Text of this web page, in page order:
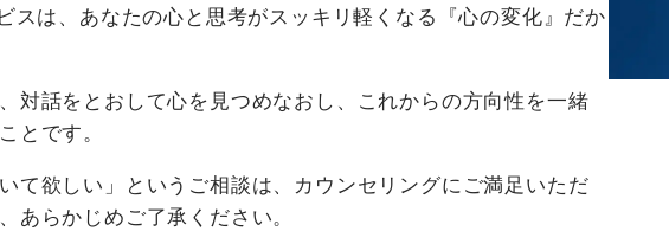
スは、あなたの心と思考がスッキリ軽くなる『心の変化』だか
対話をとおして心を見つめなおし、これからの方向性を一緒
とです。
て欲しい」というご相談は、カウンセリングにご満足いただ
あらかじめご了承ください。